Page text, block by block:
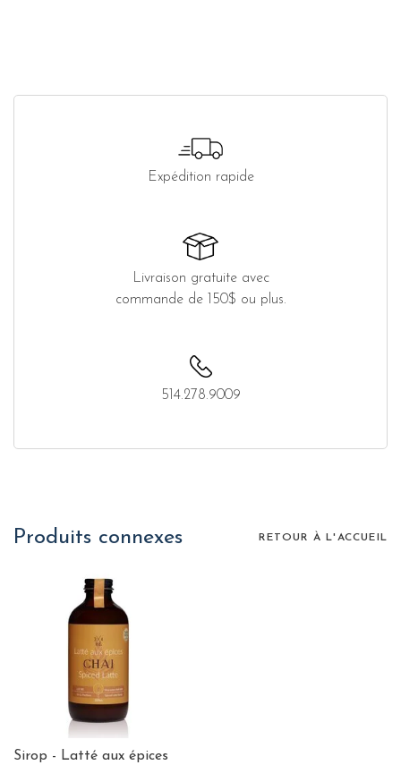
Expédition rapide
Livraison gratuite avec
commande de 150$ ou plus.
514.278.9009
Produits connexes RETOUR À L'ACCUEIL
Sirop - Latté aux épices